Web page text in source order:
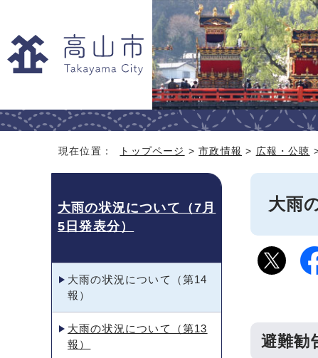
現在位置： トップページ >市政情報 > 広報・公聴
大雨
避難勧
大雨の状況について（7月
5日発表分）
大雨の状況について（第14
報）
大雨の状況について（第13
報）